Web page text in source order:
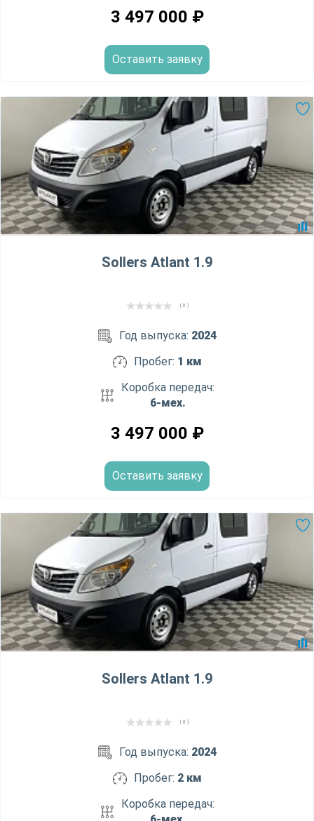
3 497 000 ₽
Оставить заявку
Sollers Atlant 1.9
( 0 )
Год выпуска: 2024
Пробег: 1 км
Коробка передач:
6-мех.
3 497 000 ₽
Оставить заявку
Sollers Atlant 1.9
( 0 )
Год выпуска: 2024
Пробег: 2 км
Коробка передач: